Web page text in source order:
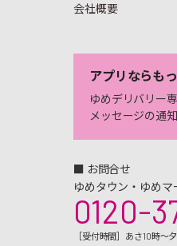
会社概要
アプリならも
ゆめデリバリー
メッセージの通
■ お問合せ
ゆめタウン・ゆめマ
0120-
［受付時間］あさ10時～